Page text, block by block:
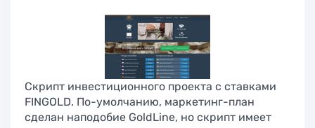
Скрипт инвестиционного проекта с ставками
FINGOLD. По-умолчанию, маркетинг-план
сделан наподобие GoldLine, но скрипт имеет